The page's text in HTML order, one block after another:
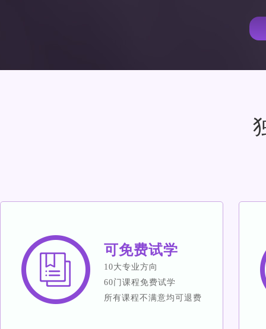
可免费试学
10大专业方向
60门课程免费试学
所有课程不满意均可退费